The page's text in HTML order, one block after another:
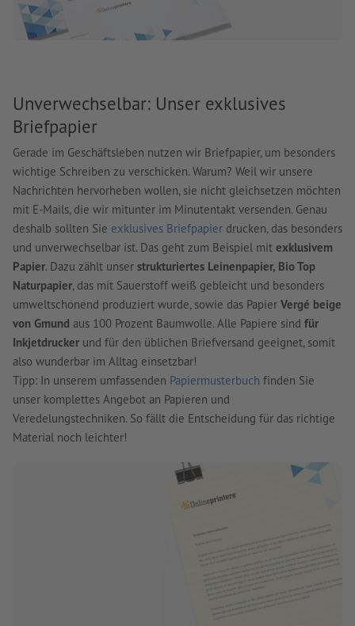
Unverwechselbar: Unser exklusives
Briefpapier
Gerade im Geschäftsleben nutzen wir Briefpapier, um besonders
wichtige Schreiben zu verschicken. Warum? Weil wir unsere
Nachrichten hervorheben wollen, sie nicht gleichsetzen möchten
mit E-Mails, die wir mitunter im Minutentakt versenden. Genau
deshalb sollten Sie exklusives Briefpapier drucken, das besonders
und unverwechselbar ist. Das geht zum Beispiel mit exklusivem
Papier. Dazu zählt unser strukturiertes Leinenpapier, Bio Top
Naturpapier, das mit Sauerstoff weiß gebleicht und besonders
umweltschonend produziert wurde, sowie das Papier Vergé beige
von Gmund aus 100 Prozent Baumwolle. Alle Papiere sind für
Inkjetdrucker und für den üblichen Briefversand geeignet, somit
also wunderbar im Alltag einsetzbar!
Tipp: In unserem umfassenden Papiermusterbuch finden Sie
unser komplettes Angebot an Papieren und
Veredelungstechniken. So fällt die Entscheidung für das richtige
Material noch leichter!